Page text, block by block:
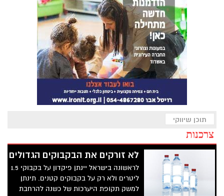
תוכן שיווקי
צרכנות
לא זורקים את הבקבוקים הגדולים
לראשונה בישראל יינתן פיקדון על בקבוקי 1.5
ליטרים ולא רק על בקבוקים קטנים. תינתן
למשק תקופת היערכות של כשנה להרחבת